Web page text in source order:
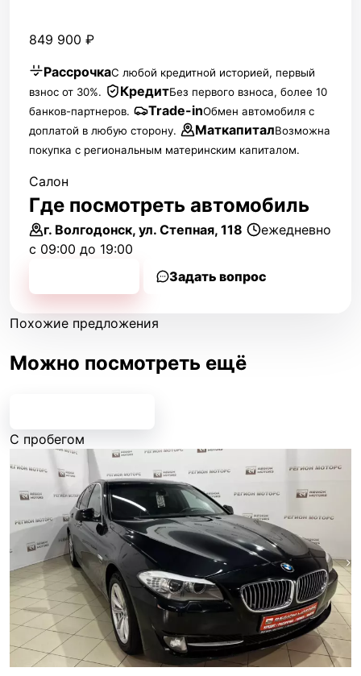
849 900 ₽
РассрочкаС любой кредитной историей, первый
взнос от 30%.
КредитБез первого взноса, более 10
банков-партнеров.
Trade-inОбмен автомобиля с
доплатой в любую сторону.
МаткапиталВозможна
покупка с региональным материнским капиталом.
Салон
Где посмотреть автомобиль
г. Волгодонск, ул. Степная, 118
ежедневно
с 09:00 до 19:00
Задать вопрос
Похожие предложения
Можно посмотреть ещё
С пробегом